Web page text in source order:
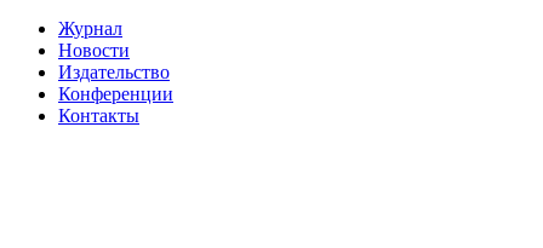
Журнал
Новости
Издательство
Конференции
Контакты